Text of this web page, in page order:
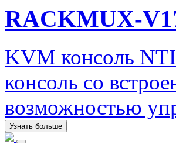
RACKMUX-
KVM консоль
консоль со
возможностью
Узнать больше